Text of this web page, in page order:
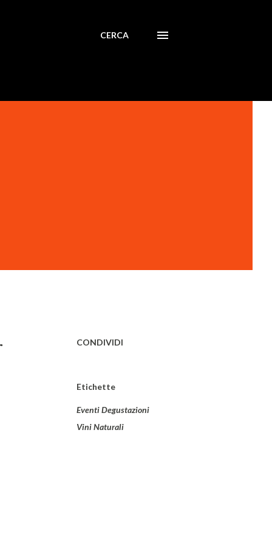
CERCA
CONDIVIDI
Etichette
Eventi Degustazioni
Vini Naturali